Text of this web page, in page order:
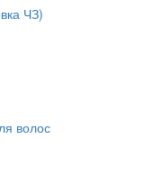
ЧЗ)
волос